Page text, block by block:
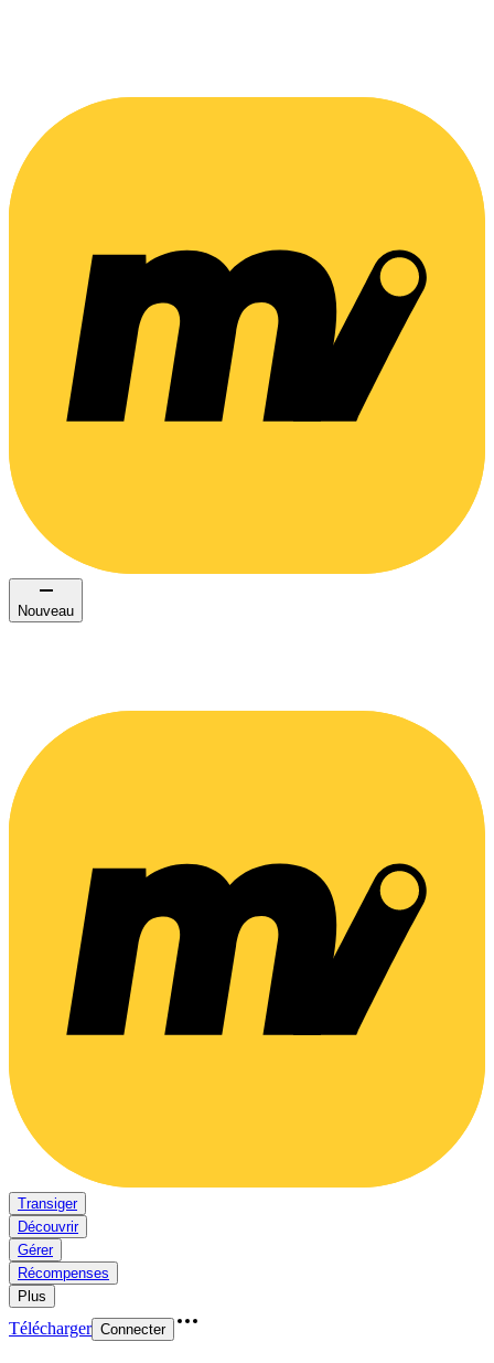
Nouveau
Transiger
Découvrir
Gérer
Récompenses
Plus
Télécharger Connecter